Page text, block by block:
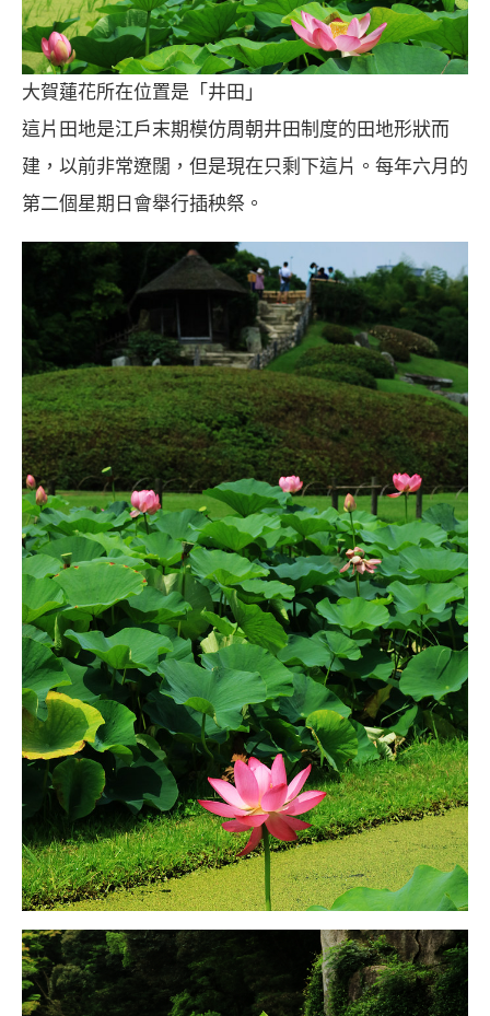
大賀蓮花所在位置是「井田」
這片田地是江戶末期模仿周朝井田制度的田地形狀而
建，以前非常遼闊，但是現在只剩下這片。每年六月的
第二個星期日會舉行插秧祭。